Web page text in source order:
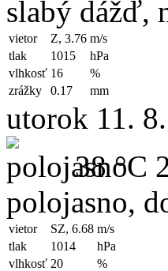
slabý dážď,
vietor Z, 3.76 m/s
tlak
1015
hPa
vlhkosť 16
%
zrážky
0.17 mm
utorok 11.
38 °C
polojasno,
vietor SZ, 6.68 m/s
tlak
1014
hPa
vlhkosť 20 %